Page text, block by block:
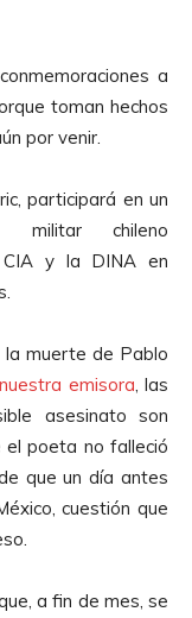
a
toman hechos
por venir.
participará en un
militar chileno
CIA y la DINA en
la muerte de Pablo
emisora , las
asesinato son
el poeta no falleció
que un día antes
cuestión que
a fin de mes, se